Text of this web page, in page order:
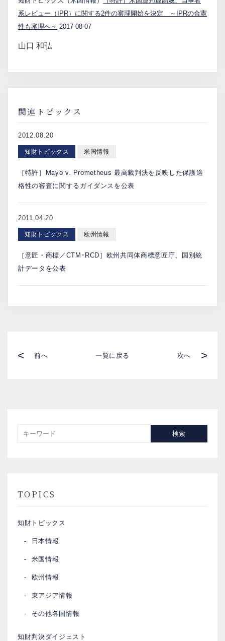
系レビュー（IPR）に関する2件の審理開始を決定 ～IPRの合憲
性も審理へ～ 2017-08-07
山口 和弘
関連トピックス
2012.08.20
知財トピックス 米国情報
［特許］Mayo v. Prometheus 最高裁判決を反映した保護適
格性の審査に関するガイダンスを公表
2011.04.20
知財トピックス 欧州情報
［意匠・商標／CTM･RCD］欧州共同体商標意匠庁、国別統
計データを公表
< 前へ 一覧に戻る 次へ >
検索
TOPICS
知財トピックス
日本情報
米国情報
欧州情報
東アジア情報
その他各国情報
知財判決ダイジェスト